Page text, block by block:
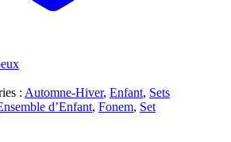
: Automne-Hiver, Enfant, Sets
d’Enfant, Fonem, Set